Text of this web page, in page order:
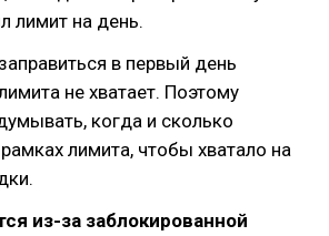
лимит на день.
в первый день
не хватает. Поэтому
когда и сколько
лимита, чтобы хватало на
из-за заблокированной